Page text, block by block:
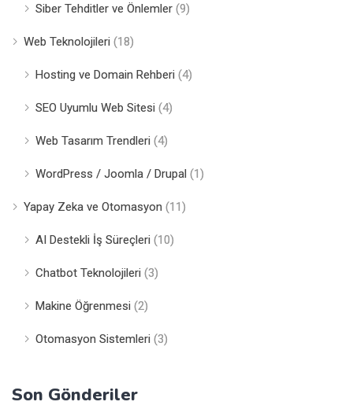
Siber Tehditler ve Önlemler (9)
Web Teknolojileri (18)
Hosting ve Domain Rehberi (4)
SEO Uyumlu Web Sitesi (4)
Web Tasarım Trendleri (4)
WordPress / Joomla / Drupal (1)
Yapay Zeka ve Otomasyon (11)
AI Destekli İş Süreçleri (10)
Chatbot Teknolojileri (3)
Makine Öğrenmesi (2)
Otomasyon Sistemleri (3)
Son Gönderiler